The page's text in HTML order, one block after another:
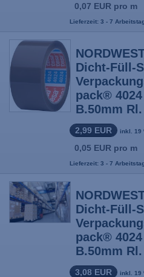
0,07 EUR pro m
Lieferzeit: 3 - 7
Dicht-Füll-
pack®
B.50mm Rl.
2,99 EUR inkl. 19
0,05 EUR pro m
Lieferzeit: 3 - 7
Dicht-Füll-
pack®
B.50mm Rl.
3,08 EUR inkl. 19